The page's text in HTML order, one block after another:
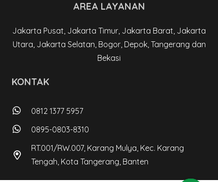
AREA LAYANAN
Jakarta Pusat, Jakarta Timur, Jakarta Barat, Jakarta
Utara, Jakarta Selatan, Bogor, Depok, Tangerang dan
Bekasi
KONTAK
0812 1377 5957
0895-0803-8310
RT.001/RW.007, Karang Mulya, Kec. Karang
Tengah, Kota Tangerang, Banten